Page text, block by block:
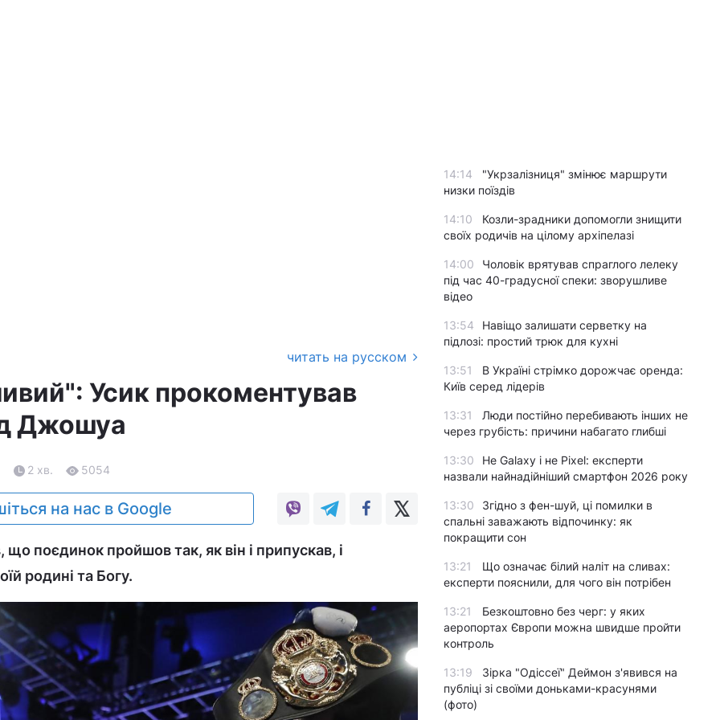
читать на русском
Усик прокоментував
Джошуа
2 хв. 5054
на нас в Google
поєдинок пройшов так, як він і припускав, і
родині та Богу.
14:14
"Укрзалізниця" змінює маршрути
низки поїздів
14:10
Козли-зрадники допомогли знищити
своїх родичів на цілому архіпелазі
14:00
Чоловік врятував спраглого лелеку
під час 40-градусної спеки: зворушливе
відео
13:54
Навіщо залишати серветку на
підлозі: простий трюк для кухні
13:51
В Україні стрімко дорожчає оренда:
Київ серед лідерів
13:31
Люди постійно перебивають інших не
через грубість: причини набагато глибші
13:30
Не Galaxy і не Pixel: експерти
назвали найнадійніший смартфон 2026 року
13:30
Згідно з фен-шуй, ці помилки в
спальні заважають відпочинку: як
покращити сон
13:21
Що означає білий наліт на сливах:
експерти пояснили, для чого він потрібен
13:21
Безкоштовно без черг: у яких
аеропортах Європи можна швидше пройти
контроль
13:19
Зірка "Одіссеї" Деймон з'явився на
публіці зі своїми доньками-красунями
(фото)